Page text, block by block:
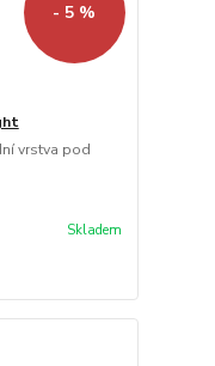
- 5 %
vrstva pod
Skladem